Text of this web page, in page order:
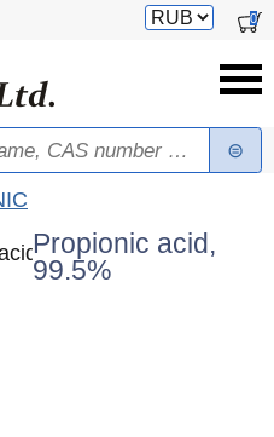
Switch
0
Propionic acid,
99.5%